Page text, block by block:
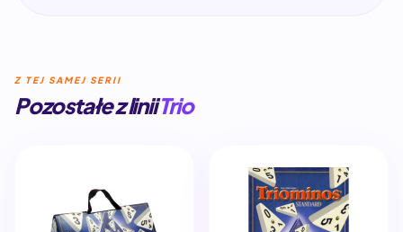
Z TEJ SAMEJ SERII
Pozostałe z liniiTrio